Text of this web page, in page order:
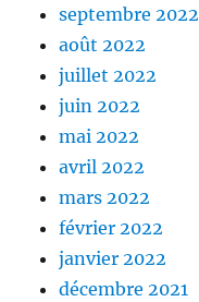
septembre 2022
août 2022
juillet 2022
juin 2022
mai 2022
avril 2022
mars 2022
février 2022
janvier 2022
décembre 2021